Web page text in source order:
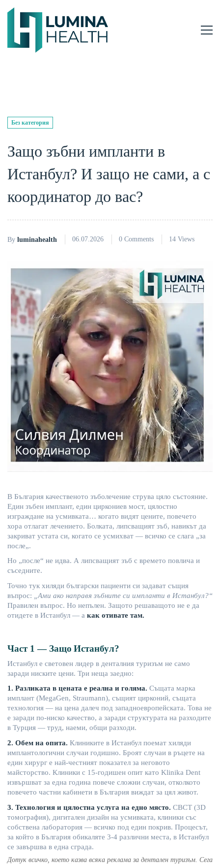
Без категория
Защо зъбни импланти в
Истанбул? И защо не сами, а с
координатор до вас?
By luminahealth 06.07.2026 0 Comments 14 Views
В България качественото зъболечение струва цяло състояние.
Един зъбен имплант, един циркониев мост, цялостно
изграждане на усмивката… когато видят цените, повечето
хора отлагат лечението. Болката, липсващият зъб, навикът да
закриват устата си, когато се усмихват — всичко се слага „за
после„.
Но „после“ не идва. А липсващият зъб с времето повлича и
съседните.
Точно тук хиляди български пациенти си задават същия
въпрос: Ами ако направя зъбните си импланти в Истанбул?“
Правилен въпрос. Но непълен. Защото решаващото не е да
отидете в Истанбул — а как отивате там.
Част 1 — Защо Истанбул?
Истанбул е световен лидер в денталния туризъм не само
заради ниските цени. Три неща заедно:
1. Разликата в цената е реална и голяма. Същата марка
имплант (MegaGen, Straumann), същият цирконий, същата
технология — на цена далеч под западноевропейската. Това не
е заради по-ниско качество, а заради структурата на разходите
в Турция — труд, наеми, общи разходи.
2. Обем на опита. Клиниките в Истанбул поемат хиляди
имплантологични случаи годишно. Броят случаи в ръцете на
един хирург е най-честният показател за неговото
майсторство. Клиники с 15-годишен опит като Klinika Dent
извършват за една година повече сложни случаи, отколкото
повечето частни кабинети в България виждат за цял живот.
3. Технология и цялостна услуга на едно място. CBCT (3D
томография), дигитален дизайн на усмивката, клиники със
собствена лаборатория — всичко под един покрив. Процесът,
за който в България обикаляте 3-4 различни места, в Истанбул
се завършва в една сграда.
Дотук всичко, което казва всяка реклама за дентален туризъм. Сега